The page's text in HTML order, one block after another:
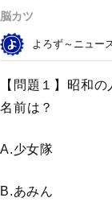
脳カツ
よろず～ニュー
【問題１】昭和
名前は？
A.少女隊
B.あみん